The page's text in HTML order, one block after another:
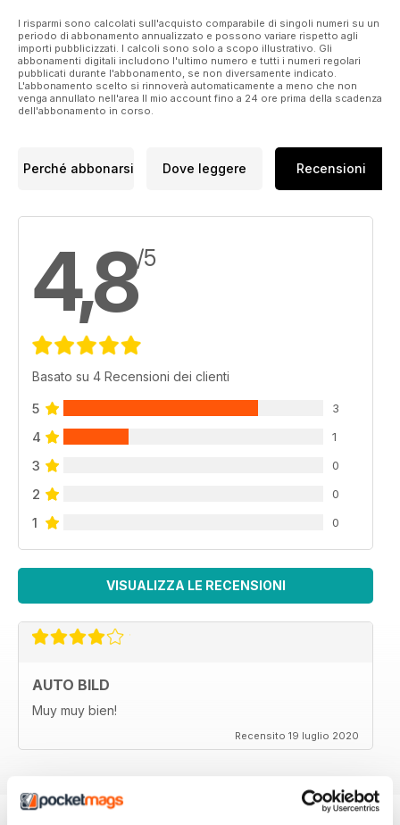
I risparmi sono calcolati sull'acquisto comparabile di singoli numeri su un
periodo di abbonamento annualizzato e possono variare rispetto agli
importi pubblicizzati. I calcoli sono solo a scopo illustrativo. Gli
abbonamenti digitali includono l'ultimo numero e tutti i numeri regolari
pubblicati durante l'abbonamento, se non diversamente indicato.
L'abbonamento scelto si rinnoverà automaticamente a meno che non
venga annullato nell'area Il mio account fino a 24 ore prima della scadenza
dell'abbonamento in corso.
Perché abbonarsi Dove leggere Recensioni
4,8/5
Basato su 4 Recensioni dei clienti
5 3
4 1
3 0
2 0
1 0
VISUALIZZA LE RECENSIONI
AUTO BILD
Muy muy bien!
Recensito 19 luglio 2020